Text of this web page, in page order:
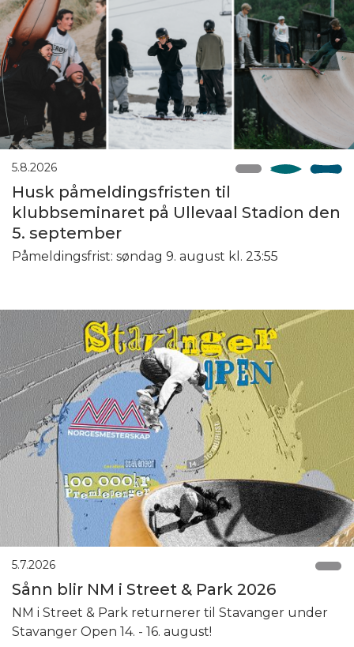
5.8.2026
Husk påmeldingsfristen til
klubbseminaret på Ullevaal Stadion den
5. september
Påmeldingsfrist: søndag 9. august kl. 23:55
5.7.2026
Sånn blir NM i Street & Park 2026
NM i Street & Park returnerer til Stavanger under
Stavanger Open 14. - 16. august!